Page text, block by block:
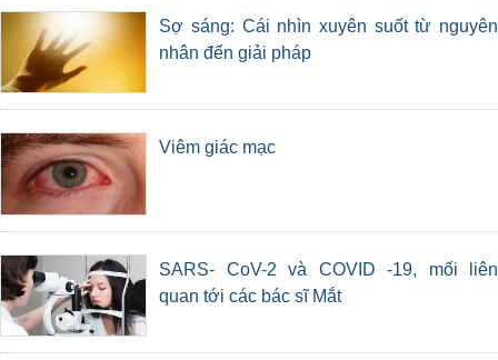
Sợ sáng: Cái nhìn xuyên suốt từ nguyên
nhân đến giải pháp
Viêm giác mạc
SARS- CoV-2 và COVID -19, mối liên
quan tới các bác sĩ Mắt